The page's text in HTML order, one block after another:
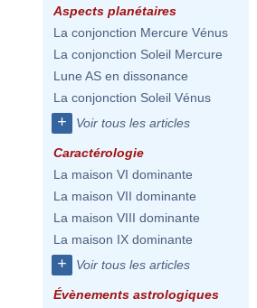
Aspects planétaires
La conjonction Mercure Vénus
La conjonction Soleil Mercure
Lune AS en dissonance
La conjonction Soleil Vénus
+ Voir tous les articles
Caractérologie
La maison VI dominante
La maison VII dominante
La maison VIII dominante
La maison IX dominante
+ Voir tous les articles
Évènements astrologiques